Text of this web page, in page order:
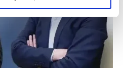
ve bu noktada,
noktasında tek gelir
isteriz.
bu çerezlere izin vermedikleri
reklamlar